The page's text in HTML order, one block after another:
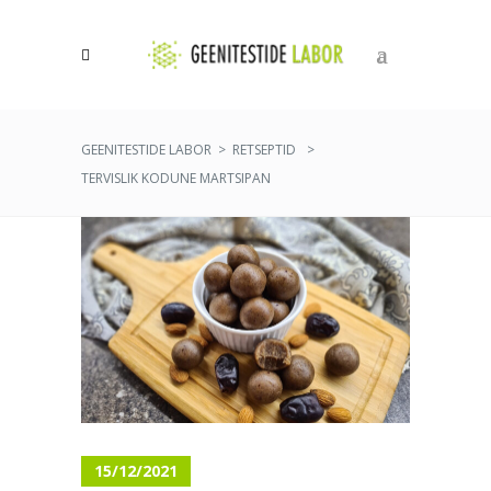
0
GEENITESTIDE LABOR > RETSEPTID
>
TERVISLIK KODUNE MARTSIPAN
15/12/2021